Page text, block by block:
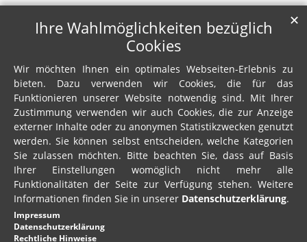
Ihre Wahlmöglichkeiten bezüglich
Cookies
Wir möchten Ihnen ein optimales Webseiten-Erlebnis zu
bieten. Dazu verwenden wir Cookies, die für das
Funktionieren unserer Website notwendig sind. Mit Ihrer
Zustimmung verwenden wir auch Cookies, die zur Anzeige
externer Inhalte oder zu anonymen Statistikzwecken genutzt
werden. Sie können selbst entscheiden, welche Kategorien
Sie zulassen möchten. Bitte beachten Sie, dass auf Basis
Ihrer Einstellungen womöglich nicht mehr alle
Funktionalitäten der Seite zur Verfügung stehen. Weitere
Informationen finden Sie in unserer Datenschutzerklärung.
✕
Impressum
Datenschutzerklärung
Rechtliche Hinweise